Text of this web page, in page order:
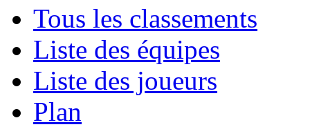
Tous les classements
Liste des équipes
Liste des joueurs
Plan